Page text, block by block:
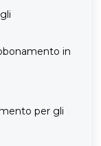
in
per gli